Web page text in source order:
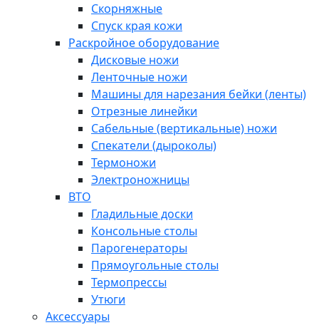
Скорняжные
Спуск края кожи
Раскройное оборудование
Дисковые ножи
Ленточные ножи
Машины для нарезания бейки (ленты)
Отрезные линейки
Сабельные (вертикальные) ножи
Спекатели (дыроколы)
Термоножи
Электроножницы
ВТО
Гладильные доски
Консольные столы
Парогенераторы
Прямоугольные столы
Термопрессы
Утюги
Аксессуары